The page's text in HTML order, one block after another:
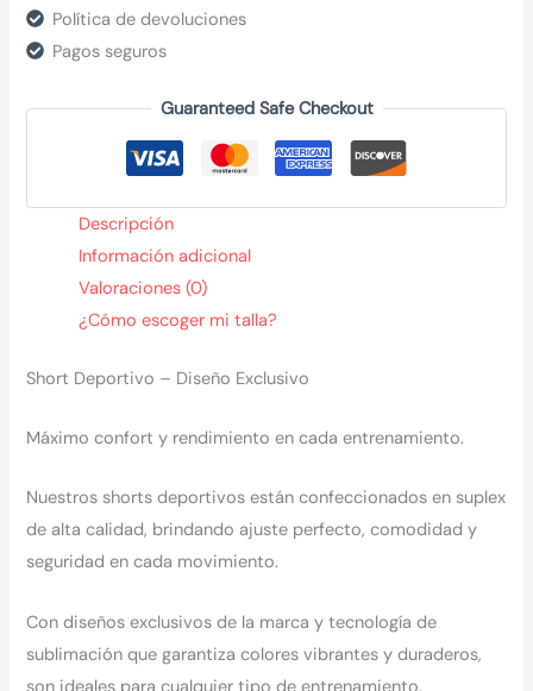
Política de devoluciones
Pagos seguros
Guaranteed Safe Checkout
Descripción
Información adicional
Valoraciones (0)
¿Cómo escoger mi talla?
Short Deportivo – Diseño Exclusivo
Máximo confort y rendimiento en cada entrenamiento.
Nuestros shorts deportivos están confeccionados en suplex
de alta calidad, brindando ajuste perfecto, comodidad y
seguridad en cada movimiento.
Con diseños exclusivos de la marca y tecnología de
sublimación que garantiza colores vibrantes y duraderos,
son ideales para cualquier tipo de entrenamiento.